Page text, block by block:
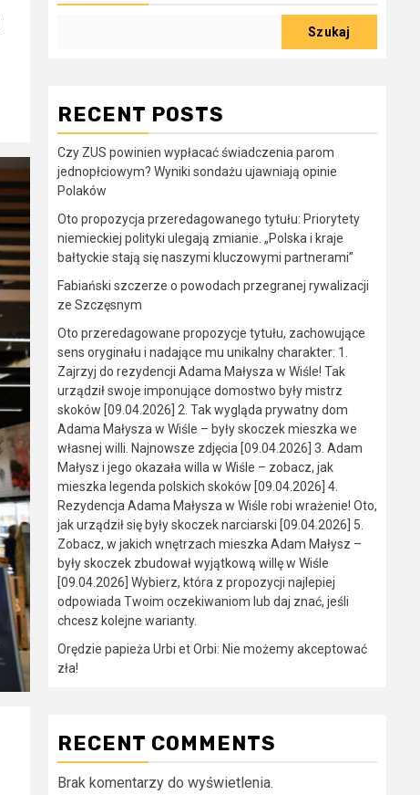
Szukaj
RECENT POSTS
Czy ZUS powinien wypłacać świadczenia parom
jednopłciowym? Wyniki sondażu ujawniają opinie
Polaków
Oto propozycja przeredagowanego tytułu: Priorytety
niemieckiej polityki ulegają zmianie. „Polska i kraje
bałtyckie stają się naszymi kluczowymi partnerami”
Fabiański szczerze o powodach przegranej rywalizacji
ze Szczęsnym
Oto przeredagowane propozycje tytułu, zachowujące
sens oryginału i nadające mu unikalny charakter: 1.
Zajrzyj do rezydencji Adama Małysza w Wiśle! Tak
urządził swoje imponujące domostwo były mistrz
skoków [09.04.2026] 2. Tak wygląda prywatny dom
Adama Małysza w Wiśle – były skoczek mieszka we
własnej willi. Najnowsze zdjęcia [09.04.2026] 3. Adam
Małysz i jego okazała willa w Wiśle – zobacz, jak
mieszka legenda polskich skoków [09.04.2026] 4.
Rezydencja Adama Małysza w Wiśle robi wrażenie! Oto,
jak urządził się były skoczek narciarski [09.04.2026] 5.
Zobacz, w jakich wnętrzach mieszka Adam Małysz –
były skoczek zbudował wyjątkową willę w Wiśle
[09.04.2026] Wybierz, która z propozycji najlepiej
odpowiada Twoim oczekiwaniom lub daj znać, jeśli
chcesz kolejne warianty.
Orędzie papieża Urbi et Orbi: Nie możemy akceptować
zła!
RECENT COMMENTS
Brak komentarzy do wyświetlenia.